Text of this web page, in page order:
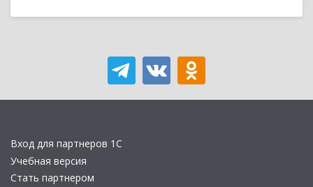
Вход для партнеров 1С
Учебная версия
Стать партнером